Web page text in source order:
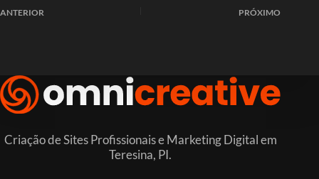
ANTERIOR PRÓXIMO
Criação de Sites Profissionais e Marketing Digital em
Teresina, PI.